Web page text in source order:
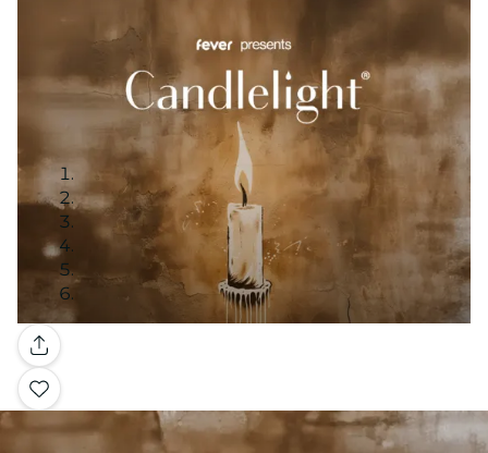
Galleria